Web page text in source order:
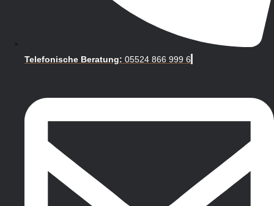
Telefonische Beratung: 05524 866 999 6